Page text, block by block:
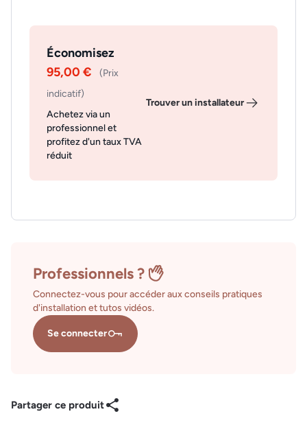
Économisez
95,00 €
(Prix
indicatif)
Achetez via un
professionnel et
profitez d'un taux TVA
réduit
Trouver un installateur
Professionnels ?
Connectez-vous pour accéder aux conseils pratiques
d'installation et tutos vidéos.
Se connecter
Partager ce produit